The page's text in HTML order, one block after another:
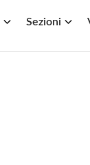
Sezioni